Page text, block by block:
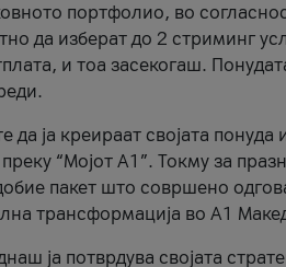
портфолио, во
да изберат до 2 стриминг
и тоа засекогаш.
ја креираат својата понуда
“Мојот А1”. Токму за
пакет што совршено
трансформација во А1
ја потврдува својата